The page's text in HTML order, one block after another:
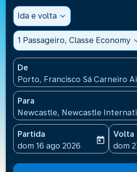
Ida e volta expand_more
1 Passageiro, Classe Economy
De
Porto, Francisco Sá Carneiro
Para
Newcastle, Newcastle
Partida
fc-booking-departure-date-
dom 16 ago 2026
today
Volta
fc-
dom